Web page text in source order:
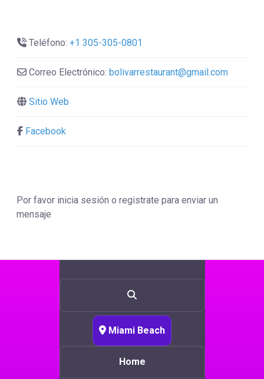
Teléfono: +1 305-305-0801
Correo Electrónico: bolivarrestaurant@gmail.com
Sitio Web
Facebook
Por favor inicia sesión o registrate para enviar un
mensaje
Miami Beach
Home